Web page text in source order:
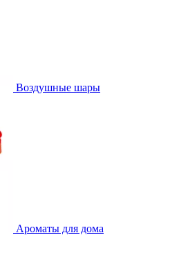
Воздушные шары
Ароматы для дома